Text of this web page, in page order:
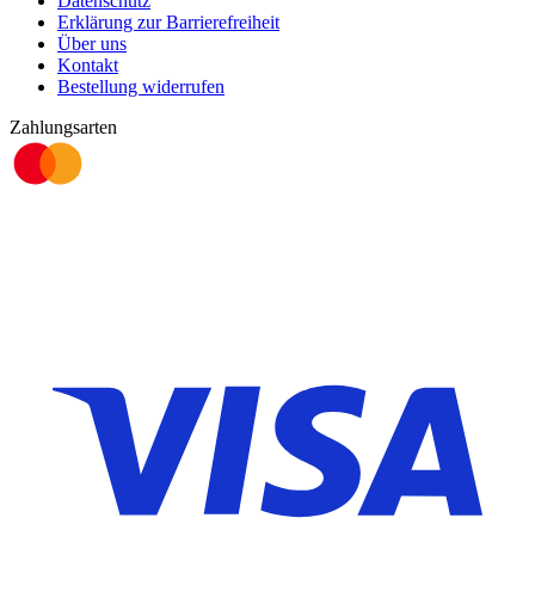
Erklärung zur Barrierefreiheit
Über uns
Kontakt
Bestellung widerrufen
Zahlungsarten